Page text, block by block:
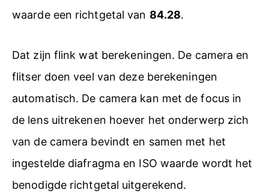
waarde een richtgetal van 84.28.
Dat zijn flink wat berekeningen. De camera en
flitser doen veel van deze berekeningen
automatisch. De camera kan met de focus in
de lens uitrekenen hoever het onderwerp zich
van de camera bevindt en samen met het
ingestelde diafragma en ISO waarde wordt het
benodigde richtgetal uitgerekend.